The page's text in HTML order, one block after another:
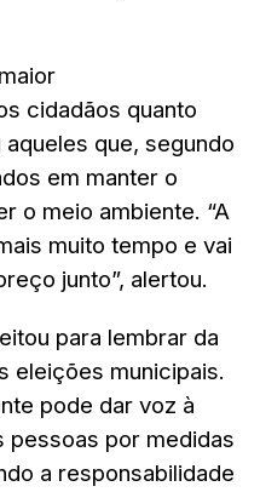
cidadãos quanto
que, segundo
em manter o
o meio ambiente. “A
muito tempo e vai
junto”, alertou.
para lembrar da
eleições municipais.
pode dar voz à
pessoas por medidas
a responsabilidade